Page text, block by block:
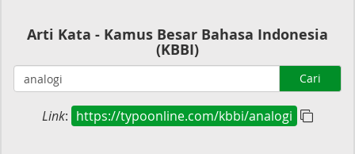
Arti Kata - Kamus Besar Bahasa Indonesia
(KBBI)
Cari
Link: https://typoonline.com/kbbi/analogi